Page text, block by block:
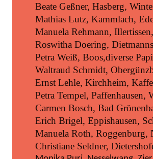
Beate Geßner, Hasberg,
Mathias Lutz, Kammlach,
Manuela Rehmann,
Roswitha Doering,
Petra Weiß, Boos,diverse
Waltraud Schmidt,
Ernst Lehle, Kirchheim,
Petra Tempel, Paffenhausen,
Carmen Bosch, Bad
Erich Brigel, Eppishausen,
Manuela Roth, Roggenburg,
Christiane Seldner,